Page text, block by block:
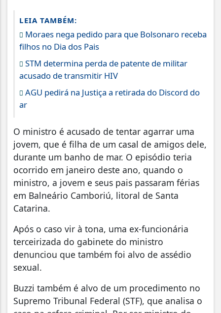
LEIA TAMBÉM:
Moraes nega pedido para que Bolsonaro receba
filhos no Dia dos Pais
STM determina perda de patente de militar
acusado de transmitir HIV
AGU pedirá na Justiça a retirada do Discord do
ar
O ministro é acusado de tentar agarrar uma
jovem, que é filha de um casal de amigos dele,
durante um banho de mar. O episódio teria
ocorrido em janeiro deste ano, quando o
ministro, a jovem e seus pais passaram férias
em Balneário Camboriú, litoral de Santa
Catarina.
Após o caso vir à tona, uma ex-funcionária
terceirizada do gabinete do ministro
denunciou que também foi alvo de assédio
sexual.
Buzzi também é alvo de um procedimento no
Supremo Tribunal Federal (STF), que analisa o